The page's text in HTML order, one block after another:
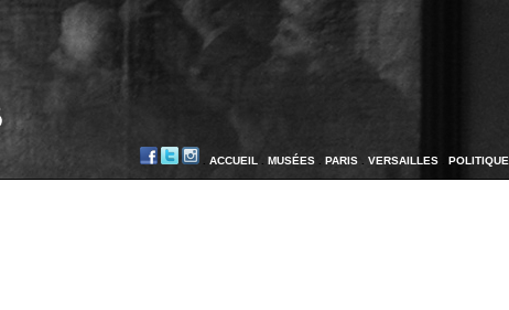
ACCUEIL MUSÉES PARIS VERSAILLES POLITIQUE